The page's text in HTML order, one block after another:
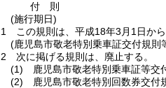
付 則
(施行期日)
1
この規則は、平成18年3月1日から
(鹿児島市敬老特別乗車証交付規則
2
次に掲げる規則は、廃止する。
(1)
鹿児島市敬老特別乗車証等交
(2)
鹿児島市敬老特別回数券交付